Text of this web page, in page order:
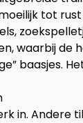
tot
, waarbij de
baasjes.
in.